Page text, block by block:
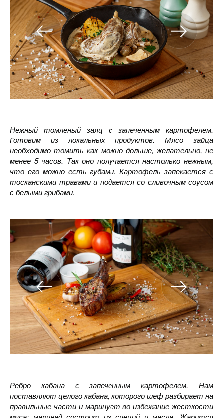
Нежный томленый заяц с запеченным картофелем.
Готовим из локальных продуктов. Мясо зайца
необходимо томить как можно дольше, желательно, не
менее 5 часов. Так оно получается настолько нежным,
что его можно есть губами. Картофель запекается с
тосканскими травами и подается со сливочным соусом
с белыми грибами.
Ребро кабана с запеченным картофелем. Нам
поставляют целого кабана, которого шеф разбирает на
правильные части и маринует во избежание жесткости